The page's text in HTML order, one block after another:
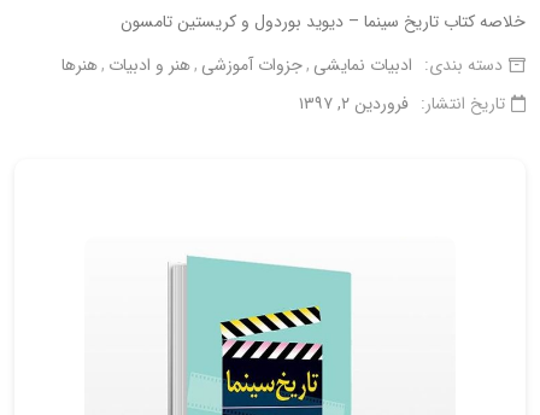
خلاصه کتاب تاریخ سینما – دیوید بوردول و کریستین تامسون
دسته بندی: ادبیات نمایشی جزوات آموزشی هنر و ادبیات هنرها
تاریخ انتشار: فروردین ۲, ۱۳۹۷